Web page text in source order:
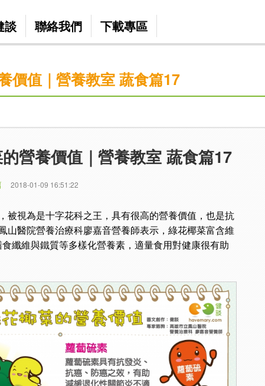
談 聯絡我們 下載專區
價值｜營養教室 蔬食篇17
營養價值｜營養教室 蔬食篇17
2018-01-09 16:51:22
被視為是十字花科之王，具有很高的營養價值，也是抗
山醫院營養治療科廖嘉音營養師表示，綠花椰菜富含維
纖維與鐵質等多樣化營養素，適量食用對健康很有助